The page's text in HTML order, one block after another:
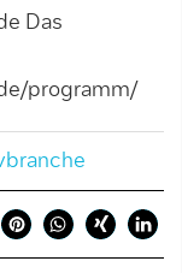
Das
programm/